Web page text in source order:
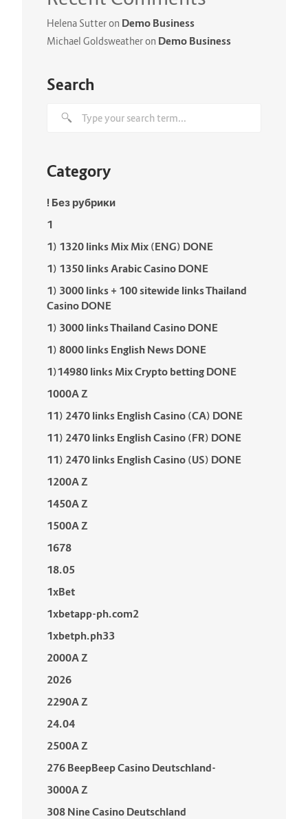
Helena Sutteron Demo Business
Michael Goldsweatheron Demo Business
Search
Category
! Без рубрики
1
1) 1320 links Mix Mix (ENG) DONE
1) 1350 links Arabic Casino DONE
1) 3000 links + 100 sitewide links Thailand
Casino DONE
1) 3000 links Thailand Casino DONE
1) 8000 links English News DONE
1)14980 links Mix Crypto betting DONE
1000A Z
11) 2470 links English Casino (CA) DONE
11) 2470 links English Casino (FR) DONE
11) 2470 links English Casino (US) DONE
1200A Z
1450A Z
1500A Z
1678
18.05
1xBet
1xbetapp-ph.com2
1xbetph.ph33
2000A Z
2026
2290A Z
24.04
2500A Z
276 BeepBeep Casino Deutschland-
3000A Z
308 Nine Casino Deutschland